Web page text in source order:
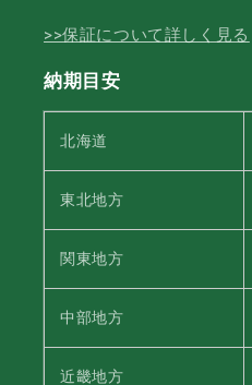
>>保証について詳しく見る
納期目安
北海道
東北地方
関東地方
中部地方
近畿地方